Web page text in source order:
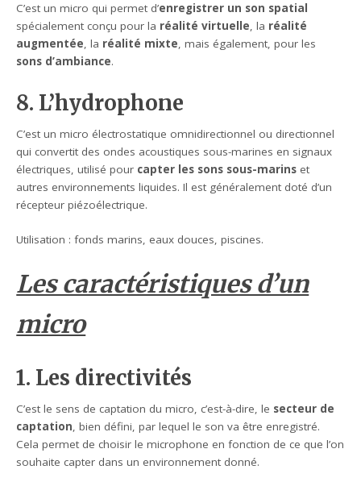
C’est un micro qui permet d’enregistrer un son spatial
spécialement conçu pour la réalité virtuelle, la réalité
augmentée, la réalité mixte, mais également, pour les
sons d’ambiance.
8. L’hydrophone
C’est un micro électrostatique omnidirectionnel ou directionnel
qui convertit des ondes acoustiques sous-marines en signaux
électriques, utilisé pour capter les sons sous-marins et
autres environnements liquides. Il est généralement doté d’un
récepteur piézoélectrique.
Utilisation : fonds marins, eaux douces, piscines.
Les caractéristiques d’un
micro
1. Les directivités
C’est le sens de captation du micro, c’est-à-dire, le secteur de
captation, bien défini, par lequel le son va être enregistré.
Cela permet de choisir le microphone en fonction de ce que l’on
souhaite capter dans un environnement donné.